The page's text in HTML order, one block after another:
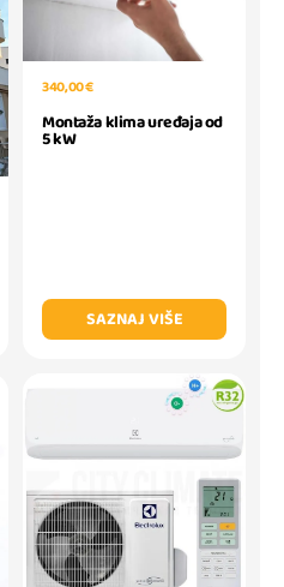
340,00 €
Montaža klima uređaja od
5 kW
SAZNAJ VIŠE